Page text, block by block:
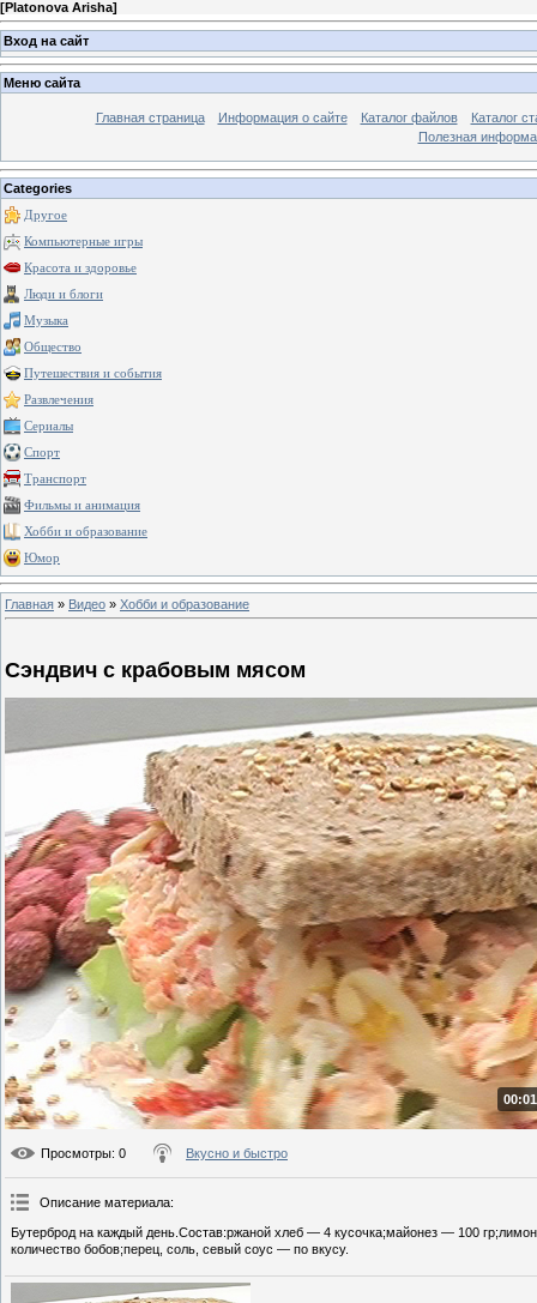
[Platonova Arisha]
Вход на сайт
Меню сайта
Главная страница Информация о сайте Каталог файлов
Каталог
Полезная
Categories
Другое
Компьютерные игры
Красота и здоровье
Люди и блоги
Музыка
Общество
Путешествия и события
Развлечения
Сериалы
Спорт
Транспорт
Фильмы и анимация
Хобби и образование
Юмор
Главная » Видео » Хобби и образование
Сэндвич с крабовым мясом
Просмотры: 0 Вкусно и быстро
Описание материала:
Бутерброд на каждый день.Состав:ржаной хлеб — 4 кусочка;майонез — 100
количество бобов;перец, соль, севый соус — по вкусу.